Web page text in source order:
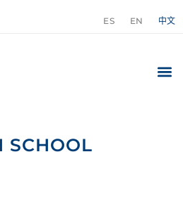
ES EN 中文
SCHOOL